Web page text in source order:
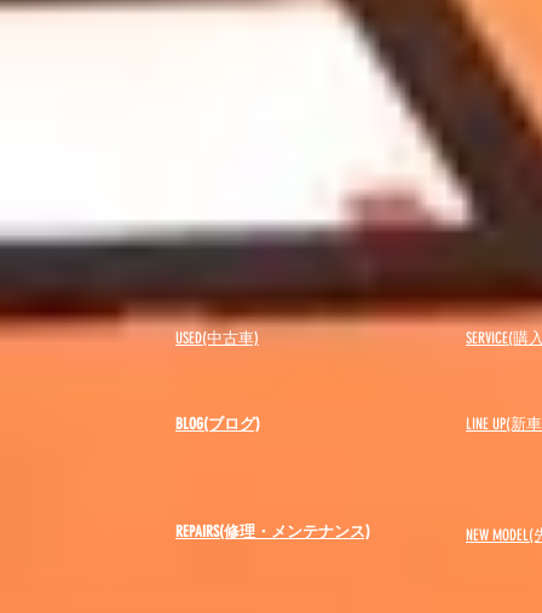
USED(中古車)
BLOG(ブログ)
SERVICE(
LINE UP(新
REPAIRS(修理・メンテナンス) NEW MODEL(